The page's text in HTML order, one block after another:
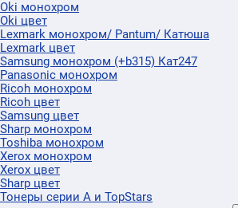
Oki монохром
Oki цвет
Lexmark монохром/ Pantum/ Катюша
Lexmark цвет
Samsung монохром (+b315) Кат247
Panasonic монохром
Ricoh монохром
Ricoh цвет
Samsung цвет
Sharp монохром
Toshiba монохром
Xerox монохром
Xerox цвет
Sharp цвет
Тонеры серии А и TopStars